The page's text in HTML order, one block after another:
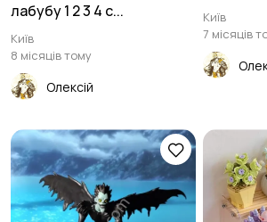
лабубу 1 2 3 4 с...
Київ
8 місяців тому
Олексій
Київ
7 місяців